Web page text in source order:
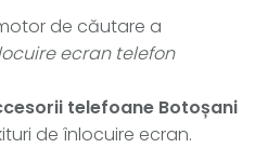
de căutare a
ecran telefon
telefoane Botoșani
de înlocuire ecran.